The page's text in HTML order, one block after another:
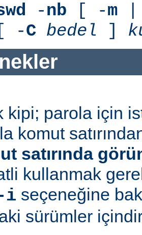
-nb [ -m
-C bedel ]
kipi; parola için
komut
satırında
kullanmak
i seçeneğine
sürümler